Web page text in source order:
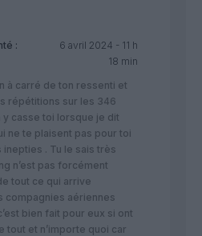
:
6 avril 2024 - 11 h
18 min
à carré de ton ressenti et
répétitions sur les 346
y casse toi lorsque je dit
ne te plaisent pas pour toi
inepties . Tu le sais très
n’est pas forcément
tout ce qui arrive
compagnies aériennes
bien fait pour eux si ont
tout et n’importe quoi car